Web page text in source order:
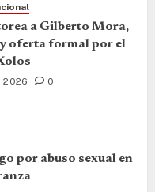
a Gilberto Mora,
oferta formal por el
2026 0
por abuso sexual en